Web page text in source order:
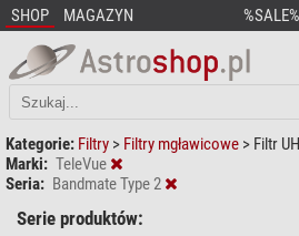
SHOP MAGAZYN %SALE%
Kategorie: Filtry > Filtry mgławicowe > Filtr
Marki: TeleVue
Seria: Bandmate Type 2
Serie produktów: